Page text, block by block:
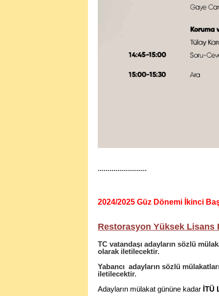
.........................
2024/2025 Güz Dönemi İkinci
Restorasyon Yüksek Lisans
TC vatandaşı adayların sözlü
olarak iletilecektir.
Yabancı adayların sözlü
iletilecektir.
Adayların mülakat gününe kadar İTÜ